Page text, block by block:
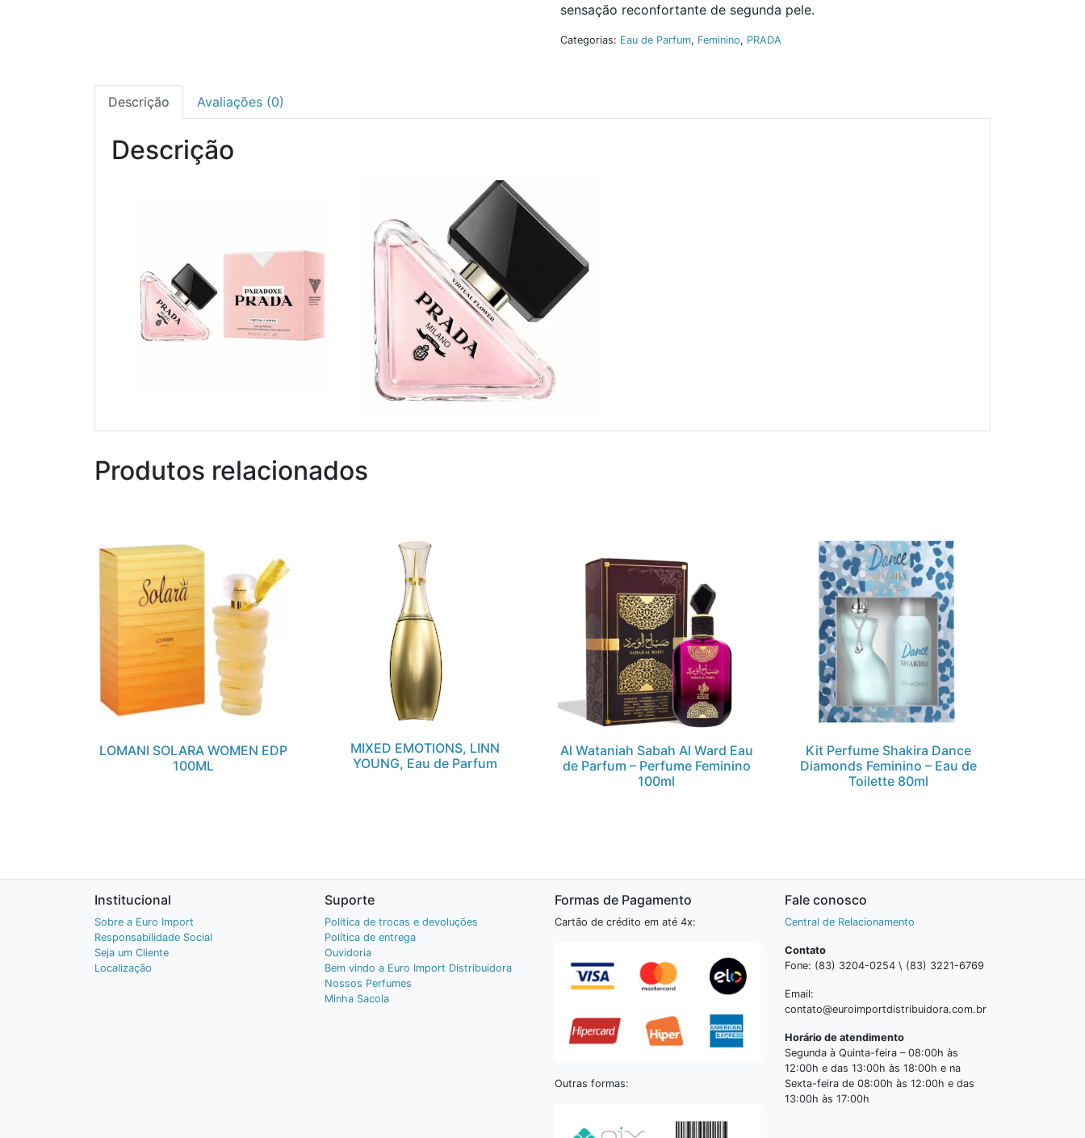
sensação reconfortante de segunda pele.
Categorias: Eau de Parfum, Feminino, PRADA
Descrição Avaliações (0)
Descrição
Produtos relacionados
LOMANI SOLARA WOMEN EDP
100ML
MIXED EMOTIONS, LINN
YOUNG, Eau de Parfum
Al Wataniah Sabah Al Ward Eau
de Parfum – Perfume Feminino
100ml
Kit Perfume Shakira Dance
Diamonds Feminino – Eau de
Toilette 80ml
Institucional
Sobre a Euro Import
Responsabilidade Social
Seja um Cliente
Localização
Suporte
Política de trocas e devoluções
Política de entrega
Ouvidoria
Bem vindo a Euro Import Distribuidora
Nossos Perfumes
Minha Sacola
Formas de Pagamento
Cartão de crédito em até 4x:
Outras formas:
Fale conosco
Central de Relacionamento
Contato
Fone: (83) 3204-0254 \ (83) 3221-6769
Email:
contato@euroimportdistribuidora.com.br
Horário de atendimento
Segunda à Quinta-feira – 08:00h às
12:00h e das 13:00h às 18:00h e na
Sexta-feira de 08:00h às 12:00h e das
13:00h às 17:00h